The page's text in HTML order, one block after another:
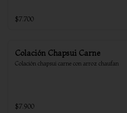
$7.700
Colación Chapsui Carne
Colación chapsui carne con arroz chaufan
$7.900